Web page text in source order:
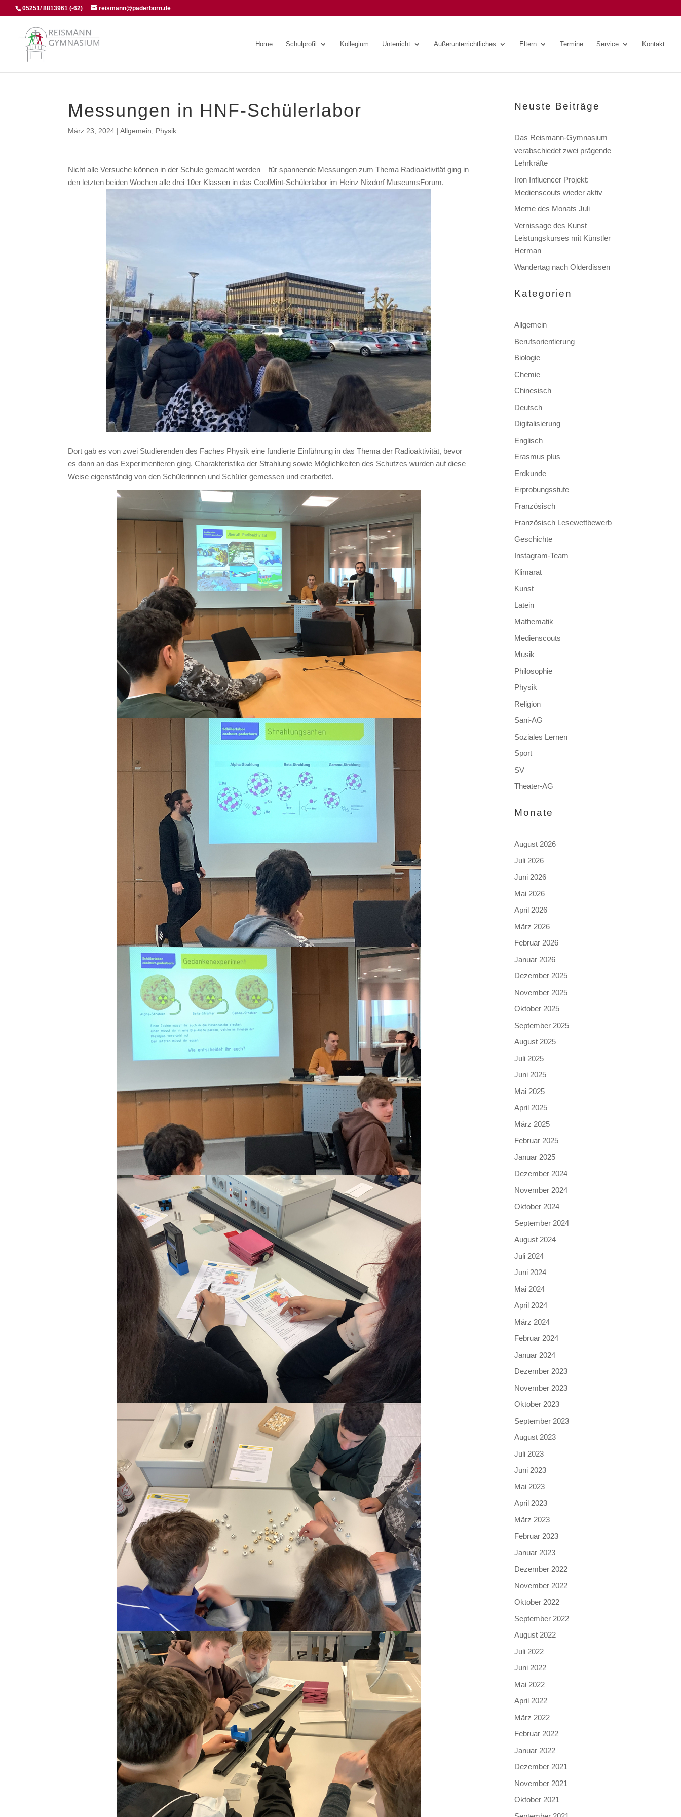
05251/ 8813961 (-62) reismann@paderborn.de
Home Schulprofil Kollegium Unterricht Außerunterrichtliches Eltern Termine Service Kontakt
Messungen in HNF-Schülerlabor
März 23, 2024 |Allgemein Physik
Nicht alle Versuche können in der Schule gemacht werden – für spannende Messungen zum Thema Radioaktivität ging in
den letzten beiden Wochen alle drei 10er Klassen in das CoolMint-Schülerlabor im Heinz Nixdorf MuseumsForum.
Dort gab es von zwei Studierenden des Faches Physik eine fundierte Einführung in das Thema der Radioaktivität, bevor
es dann an das Experimentieren ging. Charakteristika der Strahlung sowie Möglichkeiten des Schutzes wurden auf diese
Weise eigenständig von den Schülerinnen und Schüler gemessen und erarbeitet.
Neuste Beiträge
Das Reismann-Gymnasium
verabschiedet zwei prägende
Lehrkräfte
Iron Influencer Projekt:
Medienscouts wieder aktiv
Meme des Monats Juli
Vernissage des Kunst
Leistungskurses mit Künstler
Herman
Wandertag nach Olderdissen
Kategorien
Allgemein
Berufsorientierung
Biologie
Chemie
Chinesisch
Deutsch
Digitalisierung
Englisch
Erasmus plus
Erdkunde
Erprobungsstufe
Französisch
Französisch Lesewettbewerb
Geschichte
Instagram-Team
Klimarat
Kunst
Latein
Mathematik
Medienscouts
Musik
Philosophie
Physik
Religion
Sani-AG
Soziales Lernen
Sport
SV
Theater-AG
Monate
August 2026
Juli 2026
Juni 2026
Mai 2026
April 2026
März 2026
Februar 2026
Januar 2026
Dezember 2025
November 2025
Oktober 2025
September 2025
August 2025
Juli 2025
Juni 2025
Mai 2025
April 2025
März 2025
Februar 2025
Januar 2025
Dezember 2024
November 2024
Oktober 2024
September 2024
August 2024
Juli 2024
Juni 2024
Mai 2024
April 2024
März 2024
Februar 2024
Januar 2024
Dezember 2023
November 2023
Oktober 2023
September 2023
August 2023
Juli 2023
Juni 2023
Mai 2023
April 2023
März 2023
Februar 2023
Januar 2023
Dezember 2022
November 2022
Oktober 2022
September 2022
August 2022
Juli 2022
Juni 2022
Mai 2022
April 2022
März 2022
Februar 2022
Januar 2022
Dezember 2021
November 2021
Oktober 2021